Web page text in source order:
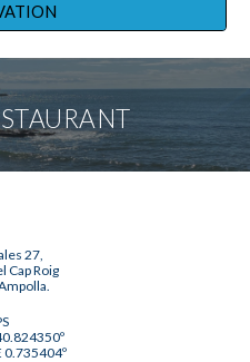
27,
Cap Roig
0.735404º